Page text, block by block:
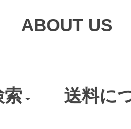
ABOUT US
索 送料に